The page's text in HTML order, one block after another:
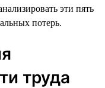
эти пять
потерь.
труда